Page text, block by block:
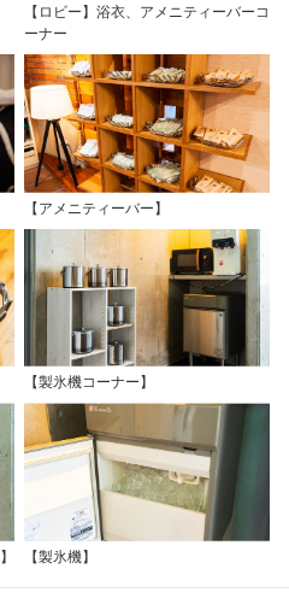
【ロビー】浴衣、アメニティーバーコ
ーナー
【アメニティーバー】
【製氷機コーナー】
【製氷機】